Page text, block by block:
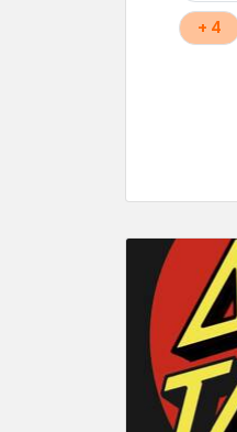
+ 4